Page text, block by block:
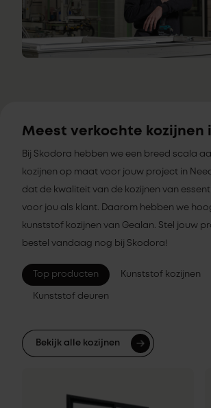
Meest verkochte kozijnen
Bij Skodora hebben we een breed scala
kozijnen op maat voor jouw project in
dat de kwaliteit van de kozijnen van
voor jou als klant. Daarom hebben we
kunststof kozijnen van Gealan. Stel jouw
bestel vandaag nog bij Skodora!
Top producten Kunststof kozijnen
Kunststof deuren
Bekijk alle kozijnen